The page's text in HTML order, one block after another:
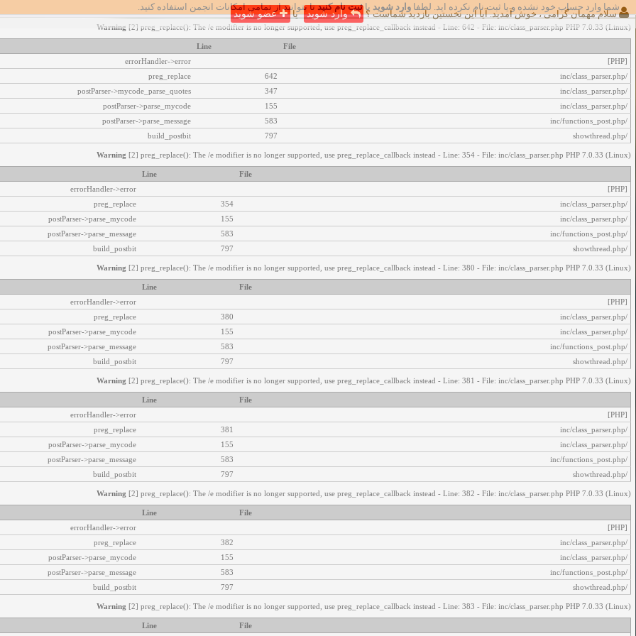
شما وارد حساب خود نشده و یا ثبت نام نکرده اید. لطفا وارد شوید یاثبت نام کنیدتا بتوانید از تمامی امکانات انجمن استفاده کنید. اخطار‌های زیر رخ داد:
Warning [2] preg_replace(): The /e modifier is no longer supported, use preg_replace_callback instead - Line: 642 - File: inc/class_parser.php PHP 7.0.33 (Linux)
File
Line
[PHP]
errorHandler->error
/inc/class_parser.php
642
preg_replace
/inc/class_parser.php
347
postParser->mycode_parse_quotes
/inc/class_parser.php
155
postParser->parse_mycode
/inc/functions_post.php
583
postParser->parse_message
/showthread.php
797
build_postbit
Warning [2] preg_replace(): The /e modifier is no longer supported, use preg_replace_callback instead - Line: 354 - File: inc/class_parser.php PHP 7.0.33 (Linux)
File
Line
[PHP]
errorHandler->error
/inc/class_parser.php
354
preg_replace
/inc/class_parser.php
155
postParser->parse_mycode
/inc/functions_post.php
583
postParser->parse_message
/showthread.php
797
build_postbit
Warning [2] preg_replace(): The /e modifier is no longer supported, use preg_replace_callback instead - Line: 380 - File: inc/class_parser.php PHP 7.0.33 (Linux)
File
Line
[PHP]
errorHandler->error
/inc/class_parser.php
380
preg_replace
/inc/class_parser.php
155
postParser->parse_mycode
/inc/functions_post.php
583
postParser->parse_message
/showthread.php
797
build_postbit
Warning [2] preg_replace(): The /e modifier is no longer supported, use preg_replace_callback instead - Line: 381 - File: inc/class_parser.php PHP 7.0.33 (Linux)
File
Line
[PHP]
errorHandler->error
/inc/class_parser.php
381
preg_replace
/inc/class_parser.php
155
postParser->parse_mycode
/inc/functions_post.php
583
postParser->parse_message
/showthread.php
797
build_postbit
Warning [2] preg_replace(): The /e modifier is no longer supported, use preg_replace_callback instead - Line: 382 - File: inc/class_parser.php PHP 7.0.33 (Linux)
File
Line
[PHP]
errorHandler->error
/inc/class_parser.php
382
preg_replace
/inc/class_parser.php
155
postParser->parse_mycode
/inc/functions_post.php
583
postParser->parse_message
/showthread.php
797
build_postbit
Warning [2] preg_replace(): The /e modifier is no longer supported, use preg_replace_callback instead - Line: 383 - File: inc/class_parser.php PHP 7.0.33 (Linux)
File
Line
سلام مهمان گرامی ، خوش آمدید. آیا این نخستین بازدید شماست ؟ وارد شوید یا عضو شوید